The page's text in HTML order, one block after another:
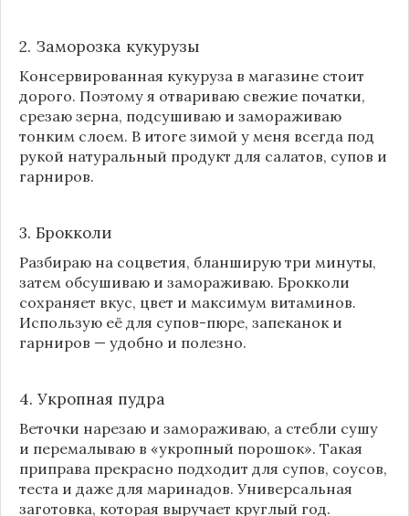
2. Заморозка кукурузы
Консервированная кукуруза в магазине стоит
дорого. Поэтому я отвариваю свежие початки,
срезаю зерна, подсушиваю и замораживаю
тонким слоем. В итоге зимой у меня всегда под
рукой натуральный продукт для салатов, супов и
гарниров.
3. Брокколи
Разбираю на соцветия, бланширую три минуты,
затем обсушиваю и замораживаю. Брокколи
сохраняет вкус, цвет и максимум витаминов.
Использую её для супов-пюре, запеканок и
гарниров — удобно и полезно.
4. Укропная пудра
Веточки нарезаю и замораживаю, а стебли сушу
и перемалываю в «укропный порошок». Такая
приправа прекрасно подходит для супов, соусов,
теста и даже для маринадов. Универсальная
заготовка, которая выручает круглый год.